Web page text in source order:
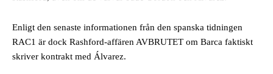
Enligt den senaste informationen från den spanska tidningen
RAC1 är dock Rashford-affären AVBRUTET om Barca faktiskt
skriver kontrakt med Álvarez.